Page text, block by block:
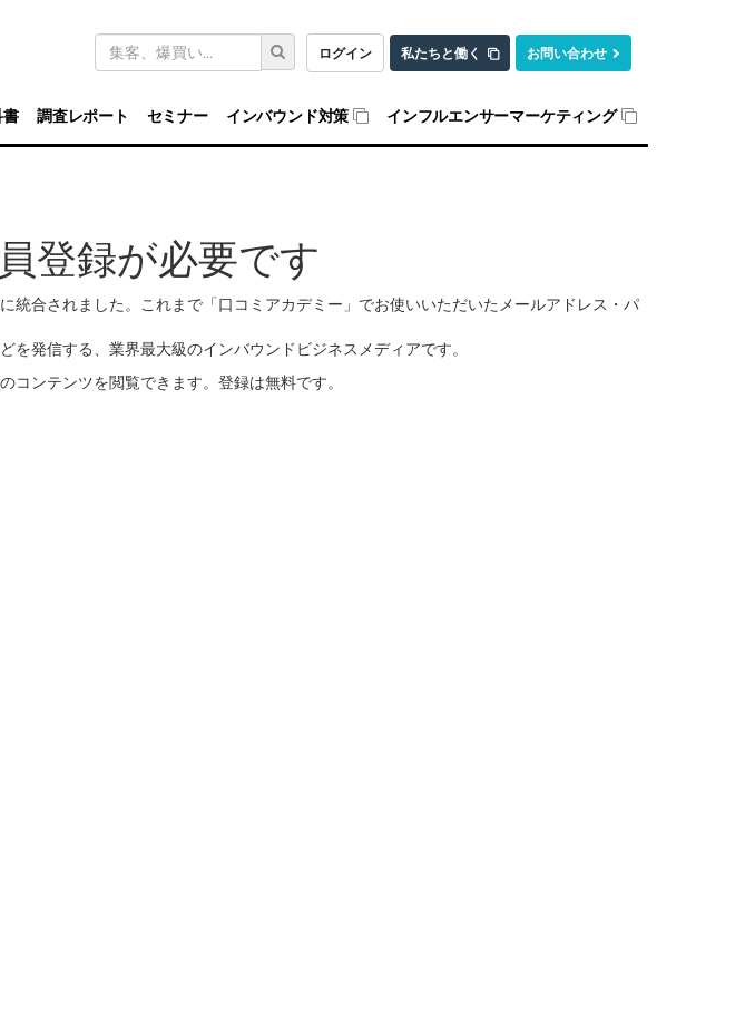
ログイン 私たちと働く お問い合わせ
キ
ワ
ド
検
索
書 調査レポート セミナー インバウンド対策 インフルエンサーマーケティング
登録が必要です
合されました。これまで「口コミアカデミー」でお使いいただいたメールアドレス・パ
発信する、業界最大級のインバウンドビジネスメディアです。
ンテンツを閲覧できます。登録は無料です。